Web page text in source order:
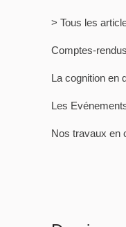
> Tous les
Comptes-
La cognition en
Les
Nos travaux en